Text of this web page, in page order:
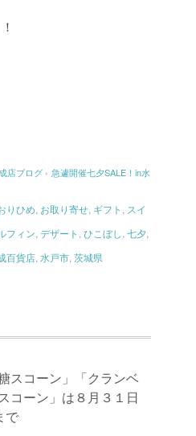
店ブログ › 急遽開催七夕SALE！in水
りひめ お取り寄せ ギフト
スイ
フィン デザート ひこぼし 七夕
百貨店 水戸市 茨城県
糖スコーン」「クランベ
コーン」は８月３１日
で